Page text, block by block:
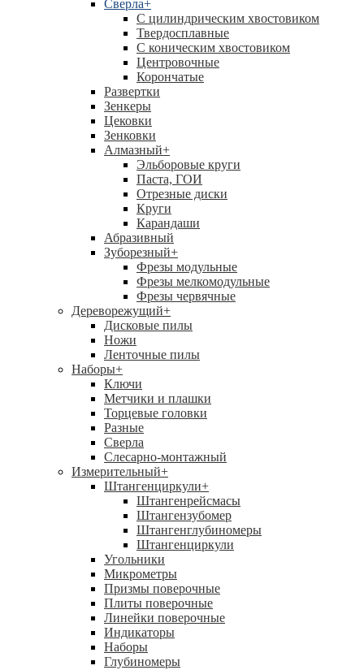
Сверла+
С цилиндрическим хвостовиком
Твердосплавные
С коническим хвостовиком
Центровочные
Корончатые
Развертки
Зенкеры
Цековки
Зенковки
Алмазный+
Эльборовые круги
Паста, ГОИ
Отрезные диски
Круги
Карандаши
Абразивный
Зуборезный+
Фрезы модульные
Фрезы мелкомодульные
Фрезы червячные
Дереворежущий+
Дисковые пилы
Ножи
Ленточные пилы
Наборы+
Ключи
Метчики и плашки
Торцевые головки
Разные
Сверла
Слесарно-монтажный
Измерительный+
Штангенциркули+
Штангенрейсмасы
Штангензубомер
Штангенглубиномеры
Штангенциркули
Угольники
Микрометры
Призмы поверочные
Плиты поверочные
Линейки поверочные
Индикаторы
Наборы
Глубиномеры